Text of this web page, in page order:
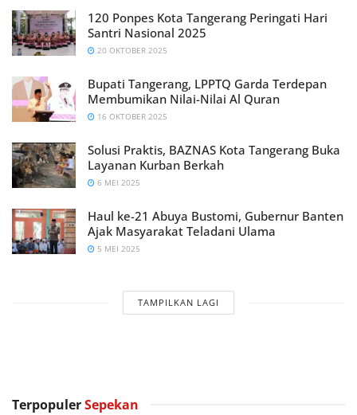
120 Ponpes Kota Tangerang Peringati Hari
Santri Nasional 2025
20 OKTOBER 2025
Bupati Tangerang, LPPTQ Garda Terdepan
Membumikan Nilai-Nilai Al Quran
16 OKTOBER 2025
Solusi Praktis, BAZNAS Kota Tangerang Buka
Layanan Kurban Berkah
6 MEI 2025
Haul ke-21 Abuya Bustomi, Gubernur Banten
Ajak Masyarakat Teladani Ulama
5 MEI 2025
TAMPILKAN LAGI
TerpopulerSepekan